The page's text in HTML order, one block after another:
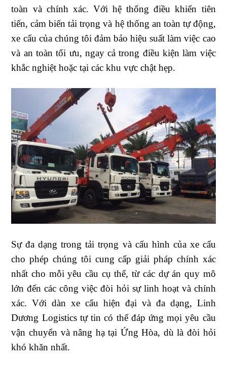
toàn và chính xác. Với hệ thống điều khiển tiên
tiến, cảm biến tải trọng và hệ thống an toàn tự động,
xe cẩu của chúng tôi đảm bảo hiệu suất làm việc cao
và an toàn tối ưu, ngay cả trong điều kiện làm việc
khắc nghiệt hoặc tại các khu vực chật hẹp.
Sự đa dạng trong tải trọng và cấu hình của xe cẩu
cho phép chúng tôi cung cấp giải pháp chính xác
nhất cho mỗi yêu cầu cụ thể, từ các dự án quy mô
lớn đến các công việc đòi hỏi sự linh hoạt và chính
xác. Với dàn xe cẩu hiện đại và đa dạng, Linh
Dương Logistics tự tin có thể đáp ứng mọi yêu cầu
vận chuyển và nâng hạ tại Ứng Hòa, dù là đòi hỏi
khó khăn nhất.